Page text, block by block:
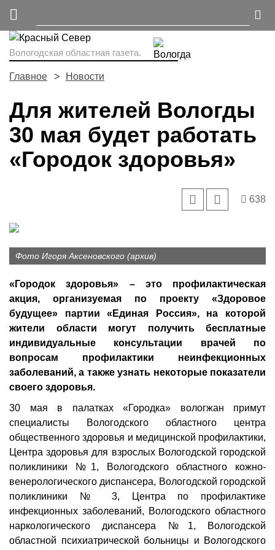
Вологодская областная газета.
Главное Новости
Для жителей Вологды
30 мая будет работать
«Городок здоровья»
638
Фото Игоря Аксеновского (архив)
«Городок здоровья» – это профилактическая
акция, организуемая по проекту «Здоровое
будущее» партии «Единая Россия», на которой
жители области могут получить бесплатные
индивидуальные консультации врачей по
вопросам профилактики неинфекционных
заболеваний, а также узнать некоторые показатели
своего здоровья.
30 мая в палатках «Городка» вологжан примут
специалисты Вологодского областного центра
общественного здоровья и медицинской профилактики,
Центра здоровья для взрослых Вологодской городской
поликлиники №1, Вологодского областного кожно-
венерологического диспансера, Вологодской городской
поликлиники № 3, Центра по профилактике
инфекционных заболеваний, Вологодского областного
наркологического диспансера №1, Вологодской
областной психиатрической больницы и Вологодского